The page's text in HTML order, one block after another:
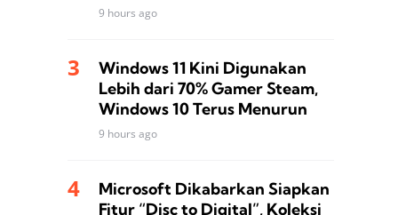
9 hours ago
Windows 11 Kini Digunakan
Lebih dari 70% Gamer Steam,
Windows 10 Terus Menurun
9 hours ago
Microsoft Dikabarkan Siapkan
Fitur “Disc to Digital”, Koleksi